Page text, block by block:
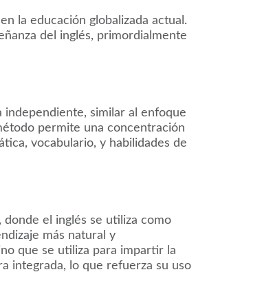
la educación globalizada actual.
del inglés, primordialmente
similar al enfoque
permite una concentración
vocabulario, y habilidades de
el inglés se utiliza como
más natural y
que se utiliza para impartir la
integrada, lo que refuerza su uso